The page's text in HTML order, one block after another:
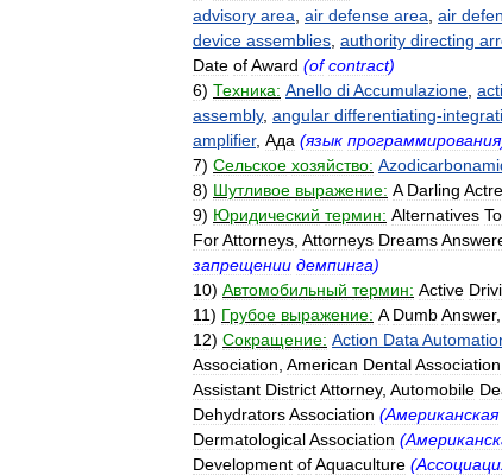
advisory area air defense area air
device assemblies authority directing
Date ofAward (of contract)
6) Техника: Anello diAccumulazione
assembly, angular differentiating-
amplifier, Ада (язык программирования
7) Сельское хозяйство:
8) Шутливое выражение: A Darling
9) Юридический термин: Alternatives To
ForAttorneys Attorneys Dreams
запрещении демпинга)
10) Автомобильный термин: Active
11) Грубое выражение: A DumbAnswer,
12) Сокращение: Action Data
Association American DentalAssociation
Assistant DistrictAttorney, Automobile
DehydratorsAssociation (Американская
DermatologicalAssociation (
Development ofAquaculture (